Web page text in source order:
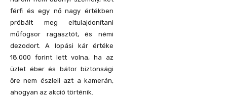
férfi és egy nő nagy értékben
próbált meg eltulajdonítani
műfogsor ragasztót, és némi
dezodort. A lopási kár értéke
18.000 forint lett volna, ha az
üzlet éber és bátor biztonsági
őre nem észleli azt a kamerán,
ahogyan az akció történik.